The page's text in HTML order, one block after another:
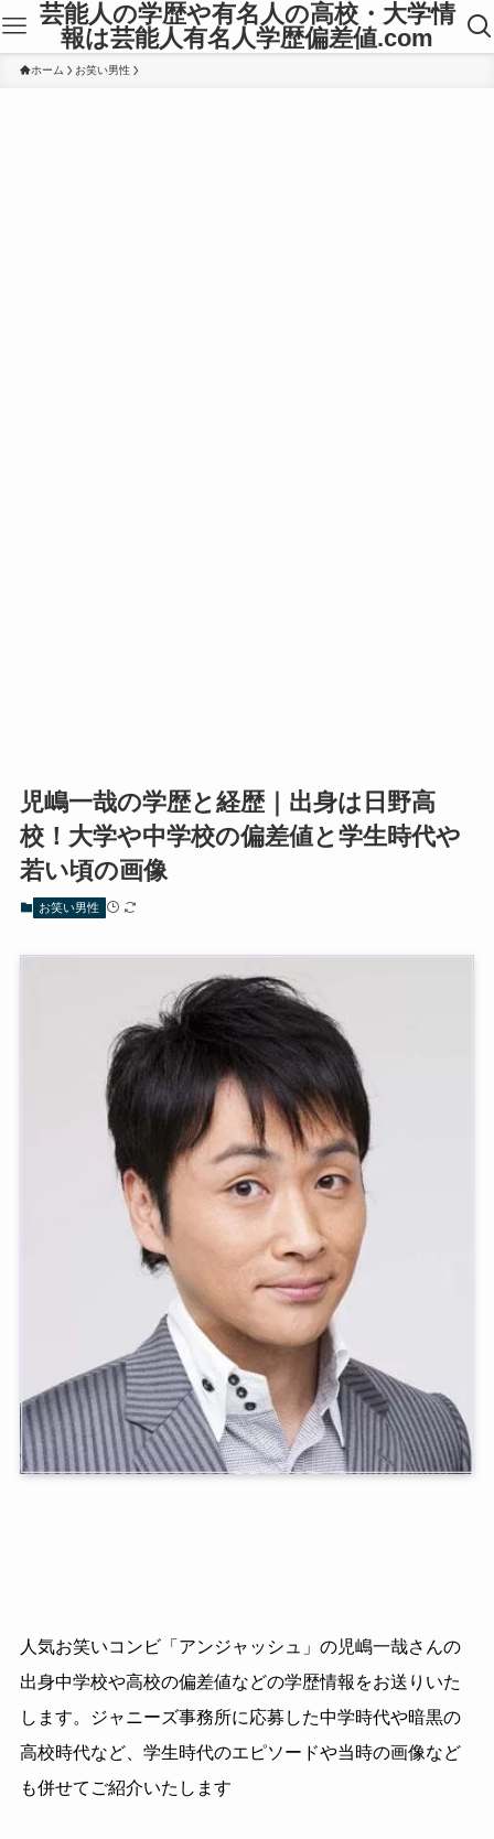
芸能人の学歴や有名人の高校・大学情
報は芸能人有名人学歴偏差値.com
ホーム お笑い男性
児嶋一哉の学歴と経歴｜出身は日野高
校！大学や中学校の偏差値と学生時代や
若い頃の画像
お笑い男性
人気お笑いコンビ「アンジャッシュ」の児嶋一哉さんの
出身中学校や高校の偏差値などの学歴情報をお送りいた
します。ジャニーズ事務所に応募した中学時代や暗黒の
高校時代など、学生時代のエピソードや当時の画像など
も併せてご紹介いたします